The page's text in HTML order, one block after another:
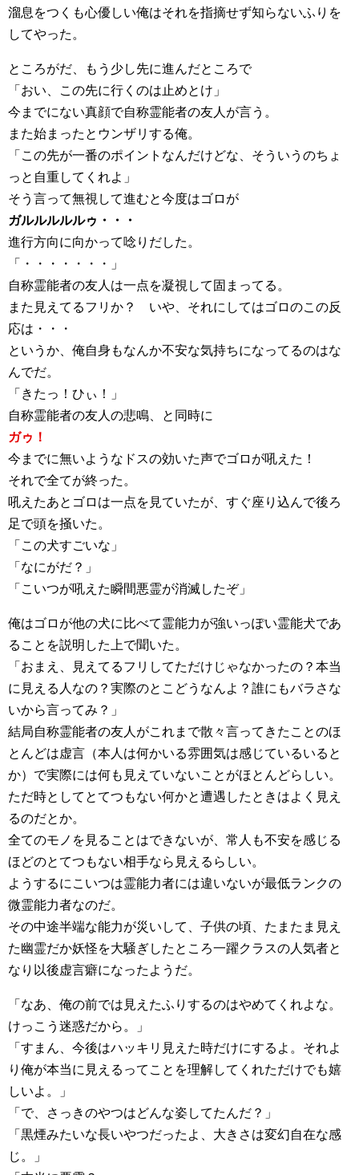
溜息をつくも心優しい俺はそれを指摘せず知らないふりを
してやった。
ところがだ、もう少し先に進んだところで
「おい、この先に行くのは止めとけ」
今までにない真顔で自称霊能者の友人が言う。
また始まったとウンザリする俺。
「この先が一番のポイントなんだけどな、そういうのちょ
っと自重してくれよ」
そう言って無視して進むと今度はゴロが
ガルルルルルゥ・・・
進行方向に向かって唸りだした。
「・・・・・・・」
自称霊能者の友人は一点を凝視して固まってる。
また見えてるフリか？ いや、それにしてはゴロのこの反
応は・・・
というか、俺自身もなんか不安な気持ちになってるのはな
んでだ。
「きたっ！ひぃ！」
自称霊能者の友人の悲鳴、と同時に
ガゥ！
今までに無いようなドスの効いた声でゴロが吼えた！
それで全てが終った。
吼えたあとゴロは一点を見ていたが、すぐ座り込んで後ろ
足で頭を掻いた。
「この犬すごいな」
「なにがだ？」
「こいつが吼えた瞬間悪霊が消滅したぞ」
俺はゴロが他の犬に比べて霊能力が強いっぽい霊能犬であ
ることを説明した上で聞いた。
「おまえ、見えてるフリしてただけじゃなかったの？本当
に見える人なの？実際のとこどうなんよ？誰にもバラさな
いから言ってみ？」
結局自称霊能者の友人がこれまで散々言ってきたことのほ
とんどは虚言（本人は何かいる雰囲気は感じているいると
か）で実際には何も見えていないことがほとんどらしい。
ただ時としてとてつもない何かと遭遇したときはよく見え
るのだとか。
全てのモノを見ることはできないが、常人も不安を感じる
ほどのとてつもない相手なら見えるらしい。
ようするにこいつは霊能力者には違いないが最低ランクの
微霊能力者なのだ。
その中途半端な能力が災いして、子供の頃、たまたま見え
た幽霊だか妖怪を大騒ぎしたところ一躍クラスの人気者と
なり以後虚言癖になったようだ。
「なあ、俺の前では見えたふりするのはやめてくれよな。
けっこう迷惑だから。」
「すまん、今後はハッキリ見えた時だけにするよ。それよ
り俺が本当に見えるってことを理解してくれただけでも嬉
しいよ。」
「で、さっきのやつはどんな姿してたんだ？」
「黒煙みたいな長いやつだったよ、大きさは変幻自在な感
じ。」